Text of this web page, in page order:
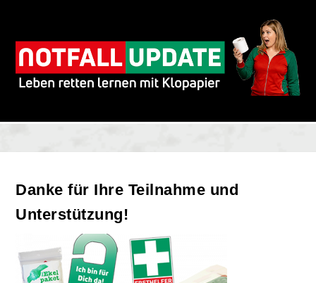
Danke für Ihre Teilnahme und
Unterstützung!